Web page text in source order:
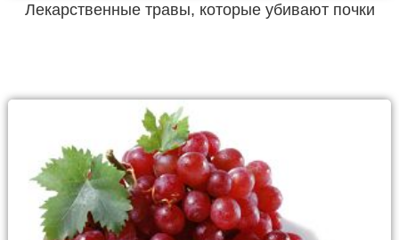
Лекарственные травы, которые убивают почки